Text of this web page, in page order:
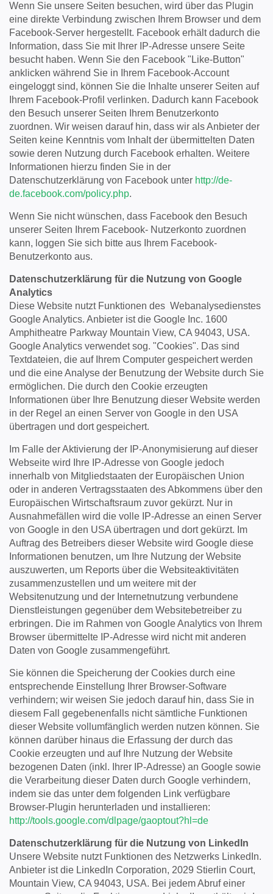
Wenn Sie unsere Seiten besuchen, wird über das Plugin
eine direkte Verbindung zwischen Ihrem Browser und dem
Facebook-Server hergestellt. Facebook erhält dadurch die
Information, dass Sie mit Ihrer IP-Adresse unsere Seite
besucht haben. Wenn Sie den Facebook "Like-Button"
anklicken während Sie in Ihrem Facebook-Account
eingeloggt sind, können Sie die Inhalte unserer Seiten auf
Ihrem Facebook-Profil verlinken. Dadurch kann Facebook
den Besuch unserer Seiten Ihrem Benutzerkonto
zuordnen. Wir weisen darauf hin, dass wir als Anbieter der
Seiten keine Kenntnis vom Inhalt der übermittelten Daten
sowie deren Nutzung durch Facebook erhalten. Weitere
Informationen hierzu finden Sie in der
Datenschutzerklärung von Facebook unter http://de-
de.facebook.com/policy.php.
Wenn Sie nicht wünschen, dass Facebook den Besuch
unserer Seiten Ihrem Facebook- Nutzerkonto zuordnen
kann, loggen Sie sich bitte aus Ihrem Facebook-
Benutzerkonto aus.
Datenschutzerklärung für die Nutzung von Google
Analytics
Diese Website nutzt Funktionen des Webanalysedienstes
Google Analytics. Anbieter ist die Google Inc. 1600
Amphitheatre Parkway Mountain View, CA 94043, USA.
Google Analytics verwendet sog. "Cookies". Das sind
Textdateien, die auf Ihrem Computer gespeichert werden
und die eine Analyse der Benutzung der Website durch Sie
ermöglichen. Die durch den Cookie erzeugten
Informationen über Ihre Benutzung dieser Website werden
in der Regel an einen Server von Google in den USA
übertragen und dort gespeichert.
Im Falle der Aktivierung der IP-Anonymisierung auf dieser
Webseite wird Ihre IP-Adresse von Google jedoch
innerhalb von Mitgliedstaaten der Europäischen Union
oder in anderen Vertragsstaaten des Abkommens über den
Europäischen Wirtschaftsraum zuvor gekürzt. Nur in
Ausnahmefällen wird die volle IP-Adresse an einen Server
von Google in den USA übertragen und dort gekürzt. Im
Auftrag des Betreibers dieser Website wird Google diese
Informationen benutzen, um Ihre Nutzung der Website
auszuwerten, um Reports über die Websiteaktivitäten
zusammenzustellen und um weitere mit der
Websitenutzung und der Internetnutzung verbundene
Dienstleistungen gegenüber dem Websitebetreiber zu
erbringen. Die im Rahmen von Google Analytics von Ihrem
Browser übermittelte IP-Adresse wird nicht mit anderen
Daten von Google zusammengeführt.
Sie können die Speicherung der Cookies durch eine
entsprechende Einstellung Ihrer Browser-Software
verhindern; wir weisen Sie jedoch darauf hin, dass Sie in
diesem Fall gegebenenfalls nicht sämtliche Funktionen
dieser Website vollumfänglich werden nutzen können. Sie
können darüber hinaus die Erfassung der durch das
Cookie erzeugten und auf Ihre Nutzung der Website
bezogenen Daten (inkl. Ihrer IP-Adresse) an Google sowie
die Verarbeitung dieser Daten durch Google verhindern,
indem sie das unter dem folgenden Link verfügbare
Browser-Plugin herunterladen und installieren:
http://tools.google.com/dlpage/gaoptout?hl=de
Datenschutzerklärung für die Nutzung von LinkedIn
Unsere Website nutzt Funktionen des Netzwerks LinkedIn.
Anbieter ist die LinkedIn Corporation, 2029 Stierlin Court,
Mountain View, CA 94043, USA. Bei jedem Abruf einer